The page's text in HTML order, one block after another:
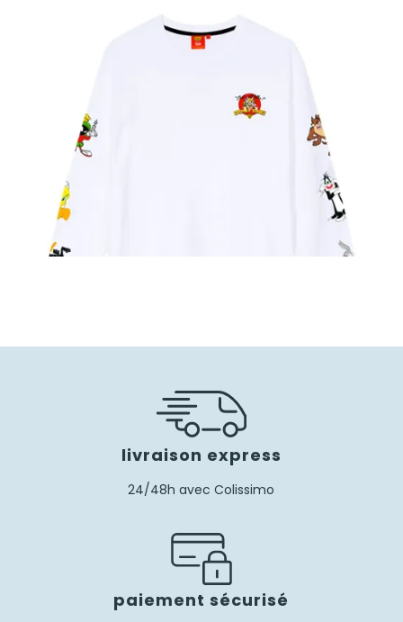
livraison express
24/48h avec Colissimo
paiement sécurisé